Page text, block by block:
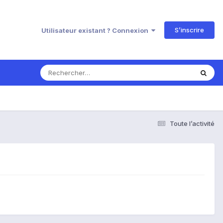
Utilisateur existant ? Connexion S’inscrire
Toute l’activité